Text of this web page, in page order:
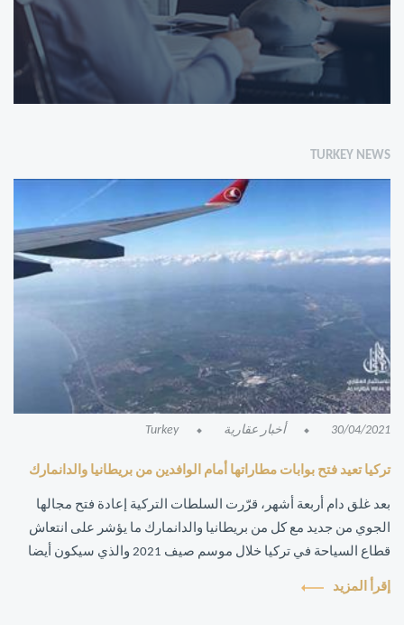
TURKEY NEWS
30/04/2021 أخبار عقارية Turkey
تركيا تعيد فتح بوابات مطاراتها أمام الوافدين من بريطانيا والدانمارك
بعد غلق دام أربعة أشهر، قرّرت السلطات التركية إعادة فتح مجالها
الجوي من جديد مع كل من بريطانيا والدانمارك ما يؤشر على انتعاش
قطاع السياحة في تركيا خلال موسم صيف 2021 والذي سيكون أيضا
أكثر أمنا هذا الع...
إقرأ المزيد